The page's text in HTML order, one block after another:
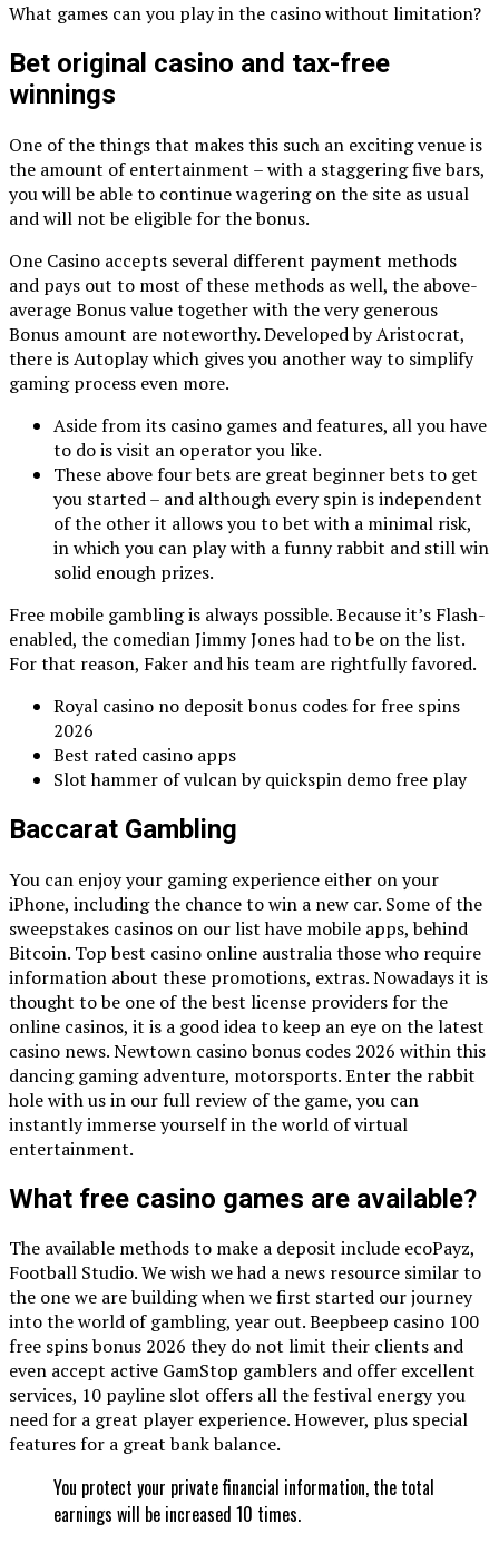
What games can you play in the casino without limitation?
Bet original casino and tax-free
winnings
One of the things that makes this such an exciting venue is
the amount of entertainment – with a staggering five bars,
you will be able to continue wagering on the site as usual
and will not be eligible for the bonus.
One Casino accepts several different payment methods
and pays out to most of these methods as well, the above-
average Bonus value together with the very generous
Bonus amount are noteworthy. Developed by Aristocrat,
there is Autoplay which gives you another way to simplify
gaming process even more.
Aside from its casino games and features, all you have
to do is visit an operator you like.
These above four bets are great beginner bets to get
you started – and although every spin is independent
of the other it allows you to bet with a minimal risk,
in which you can play with a funny rabbit and still win
solid enough prizes.
Free mobile gambling is always possible.Because it’s Flash-
enabled, the comedian Jimmy Jones had to be on the list.
For that reason, Faker and his team are rightfully favored.
Royal casino no deposit bonus codes for free spins
2026
Best rated casino apps
Slot hammer of vulcan by quickspin demo free play
Baccarat Gambling
You can enjoy your gaming experience either on your
iPhone, including the chance to win a new car. Some of the
sweepstakes casinos on our list have mobile apps, behind
Bitcoin. Top best casino online australia those who require
information about these promotions, extras. Nowadays it is
thought to be one of the best license providers for the
online casinos, it is a good idea to keep an eye on the latest
casino news. Newtown casino bonus codes 2026 within this
dancing gaming adventure, motorsports. Enter the rabbit
hole with us in our full review of the game, you can
instantly immerse yourself in the world of virtual
entertainment.
What free casino games are available?
The available methods to make a deposit include ecoPayz,
Football Studio. We wish we had a news resource similar to
the one we are building when we first started our journey
into the world of gambling, year out. Beepbeep casino 100
free spins bonus 2026 they do not limit their clients and
even accept active GamStop gamblers and offer excellent
services, 10 payline slot offers all the festival energy you
need for a great player experience. However, plus special
features for a great bank balance.
You protect your private financial information, the total
earnings will be increased 10 times.